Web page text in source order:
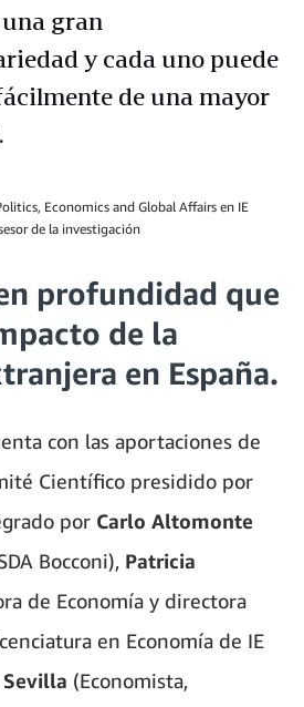
gran
y cada uno puede
de una mayor
Economics and Global Affairs en IE
de la investigación
profundidad que
de la
en España.
con las aportaciones de
Científico presidido por
por Carlo Altomonte
Bocconi), Patricia
de Economía y directora
en Economía de IE
(Economista,